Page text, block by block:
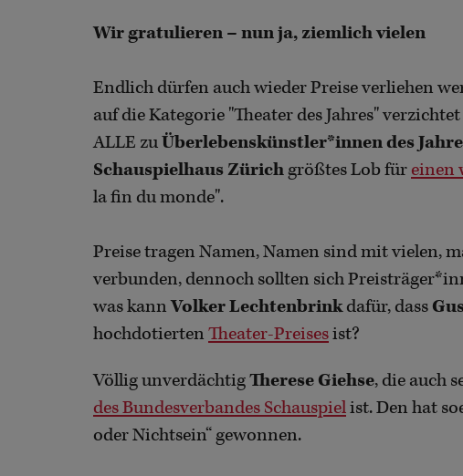
Wir gratulieren – nun ja, ziemlich vielen
Endlich dürfen auch wieder Preise verliehen
auf die Kategorie "Theater des Jahres"
ALLE zuÜberlebenskünstler*innen des
Schauspielhaus Zürich größtes Lob für einen
la fin du monde".
Preise tragen Namen, Namen sind mit vielen,
verbunden, dennoch sollten sich
was kannVolker Lechtenbrinkdafür, dass
hochdotierten Theater-Preisesist?
Völlig unverdächtigTherese Giehse, die auch
des Bundesverbandes Schauspielist. Den hat
oder Nichtsein“ gewonnen.